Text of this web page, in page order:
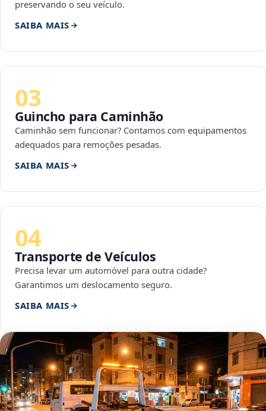
preservando o seu veículo.
SAIBA MAIS
03
Guincho para Caminhão
Caminhão sem funcionar? Contamos com equipamentos
adequados para remoções pesadas.
SAIBA MAIS
04
Transporte de Veículos
Precisa levar um automóvel para outra cidade?
Garantimos um deslocamento seguro.
SAIBA MAIS